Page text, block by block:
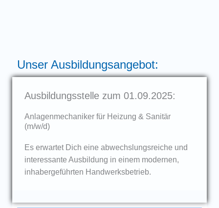
Unser Ausbildungsangebot:
Ausbildungsstelle zum 01.09.2025:
Anlagenmechaniker für Heizung & Sanitär
(m/w/d)
Es erwartet Dich eine abwechslungsreiche und
interessante Ausbildung in einem modernen,
inhabergeführten Handwerksbetrieb.